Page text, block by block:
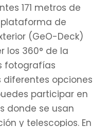
171 metros de
de
(GeO-Deck)
los 360° de la
fotografías
opciones
participar en
donde se usan
y telescopios. En